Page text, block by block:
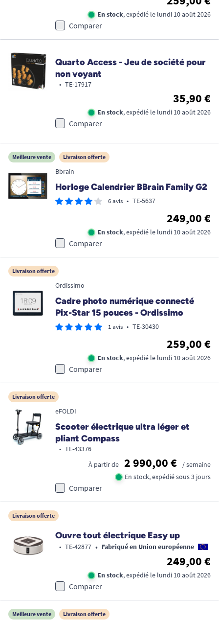
En stock, expédié le lundi 10 août 2026
Comparer
Quarto Access - Jeu de société pour
non voyant
• TE-17917
35,90 €
En stock, expédié le lundi 10 août 2026
Comparer
Meilleure vente Livraison offerte
Bbrain
Horloge Calendrier BBrain Family G2
6 avis • TE-5637
249,00 €
En stock, expédié le lundi 10 août 2026
Comparer
Livraison offerte
Ordissimo
Cadre photo numérique connecté
Pix-Star 15 pouces - Ordissimo
1 avis • TE-30430
259,00 €
En stock, expédié le lundi 10 août 2026
Comparer
Livraison offerte
eFOLDI
Scooter électrique ultra léger et
pliant Compass
• TE-43376
À partir de
2 990,00 €
/ semaine
En stock, expédié sous 3 jours
Comparer
Livraison offerte
Ouvre tout électrique Easy up
• TE-42877 • Fabriqué en Union européenne
249,00 €
En stock, expédié le lundi 10 août 2026
Comparer
Meilleure vente Livraison offerte